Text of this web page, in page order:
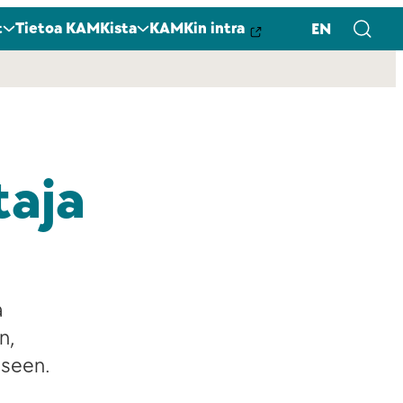
Tietoa KAMKista KAMKin intra EN